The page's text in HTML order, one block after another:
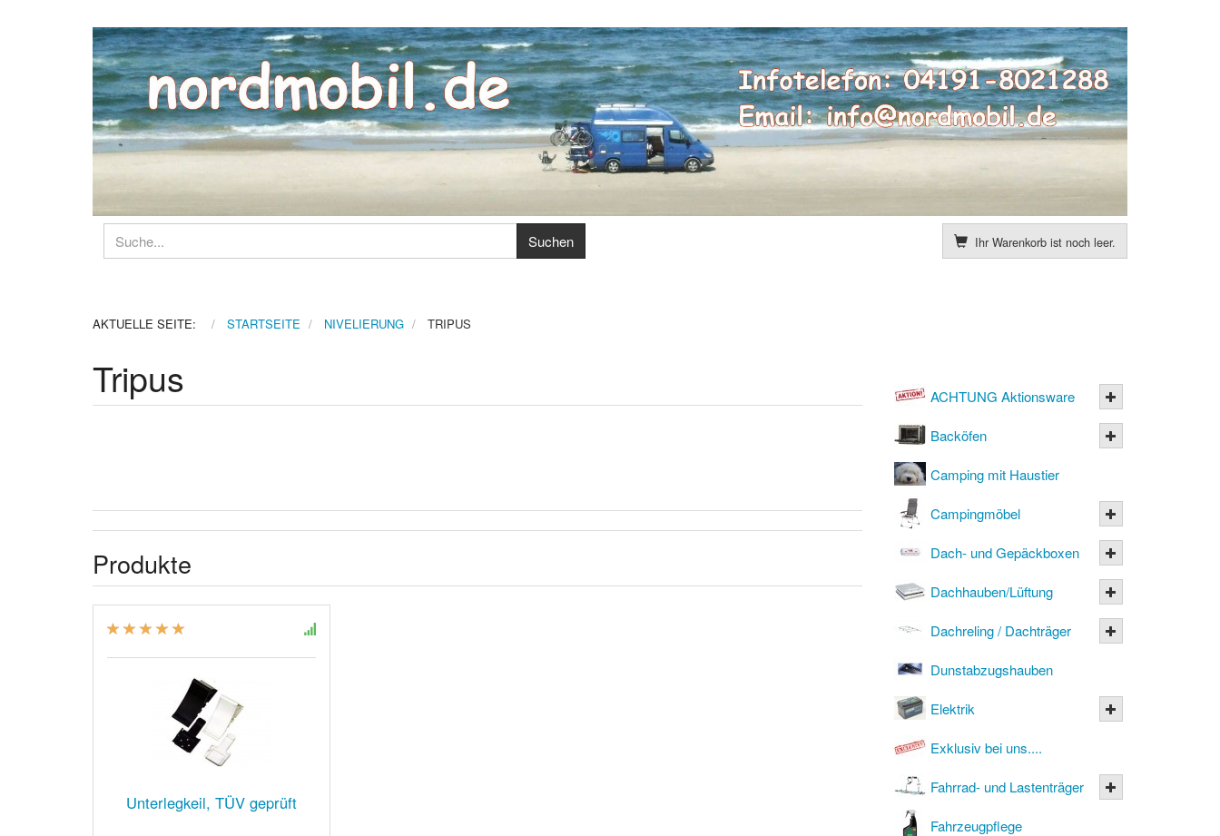
Ihr Warenkorb ist noch leer.
AKTUELLE SEITE: STARTSEITE NIVELIERUNG TRIPUS
Tripus
Produkte
Unterlegkeil, TÜV geprüft
ACHTUNG Aktionsware
Backöfen
Camping mit Haustier
Campingmöbel
Dach- und Gepäckboxen
Dachhauben/Lüftung
Dachreling / Dachträger
Dunstabzugshauben
Elektrik
Exklusiv bei uns....
Fahrrad- und Lastenträger
Fahrzeugpflege